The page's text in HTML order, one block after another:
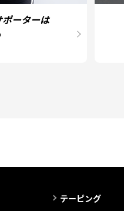
ーターは
テーピング